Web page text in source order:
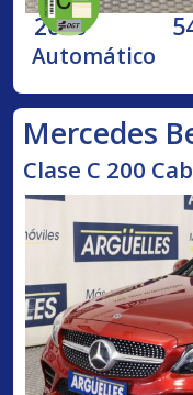
2020
Automático
Mercedes
Clase C 200